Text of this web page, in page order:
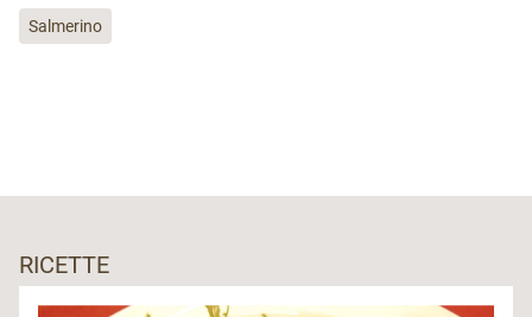
Salmerino
RICETTE